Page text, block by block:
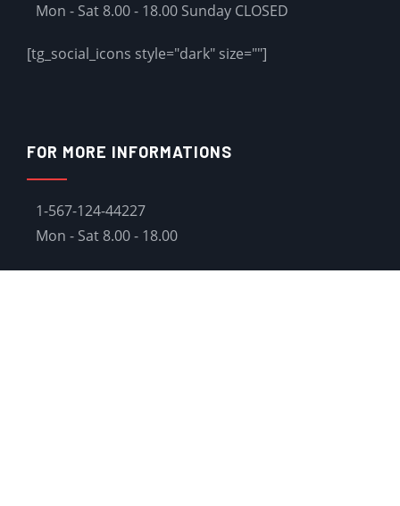
Mon - Sat 8.00 - 18.00 Sunday CLOSED
[tg_social_icons style="dark" size=""]
FOR MORE INFORMATIONS
1-567-124-44227
Mon - Sat 8.00 - 18.00